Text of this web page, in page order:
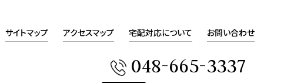
サイトマップ アクセスマップ 宅配対応について お問い合わせ
048-665-3337